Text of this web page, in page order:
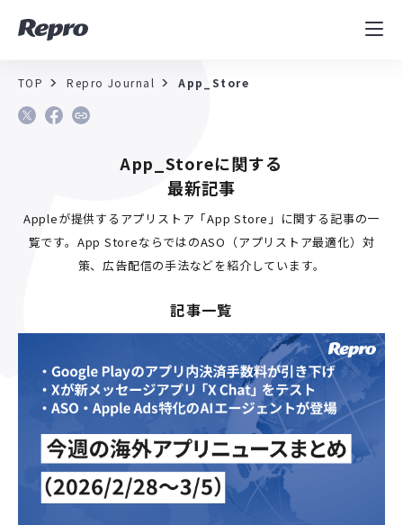
MAツール
コンサルティング
セミナー／イベント
資料／コンテンツ
資料ダウンロード 料金・お問合せ
TOP Repro Journal App_Store
App_Storeに関する
最新記事
Appleが提供するアプリストア「App Store」に関する記事の一
覧です。App StoreならではのASO（アプリストア最適化）対
策、広告配信の手法などを紹介しています。
記事一覧